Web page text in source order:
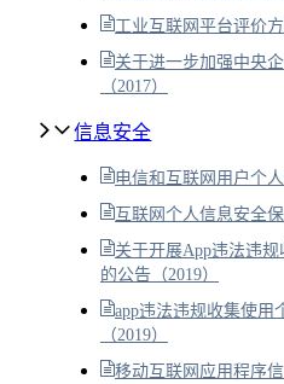
工业互联网平台评价方
关于进一步加强中央
（2017）
信息安全
电信和互联网用户个
互联网个人信息安全保
关于开展App违法违
的公告（2019）
app违法违规收集使用
（2019）
移动互联网应用程序